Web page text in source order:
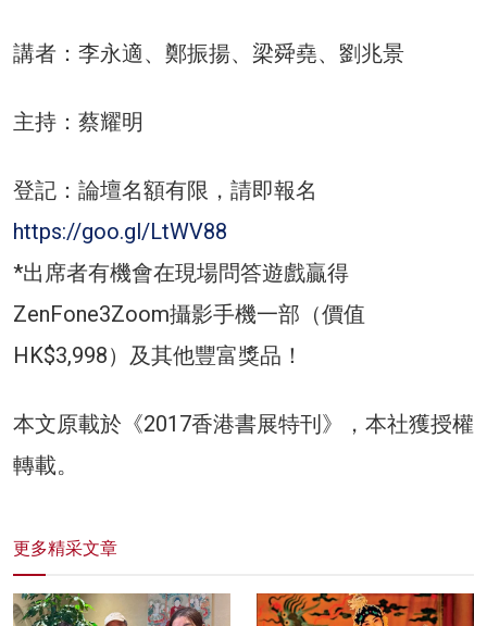
講者：李永適、鄭振揚、梁舜堯、劉兆景
主持：蔡耀明
登記：論壇名額有限，請即報名
https://goo.gl/LtWV88
*出席者有機會在現場問答遊戲贏得
ZenFone3Zoom攝影手機一部（價值
HK$3,998）及其他豐富獎品！
本文原載於《2017香港書展特刊》，本社獲授權
轉載。
更多精采文章